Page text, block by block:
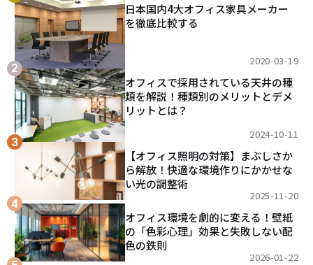
日本国内4大オフィス家具メーカー
を徹底比較する
2020-03-19
オフィスで採用されている天井の種
類を解説！種類別のメリットとデメ
リットとは？
2024-10-11
【オフィス照明の対策】まぶしさか
ら解放！快適な環境作りにかかせな
い光の調整術
2025-11-20
オフィス環境を劇的に変える！壁紙
の「色彩心理」効果と失敗しない配
色の鉄則
2026-01-22